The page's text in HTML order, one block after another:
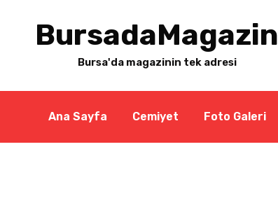
BursadaMagazin
Bursa'da magazinin tek adresi
Ana Sayfa Cemiyet Foto Galeri